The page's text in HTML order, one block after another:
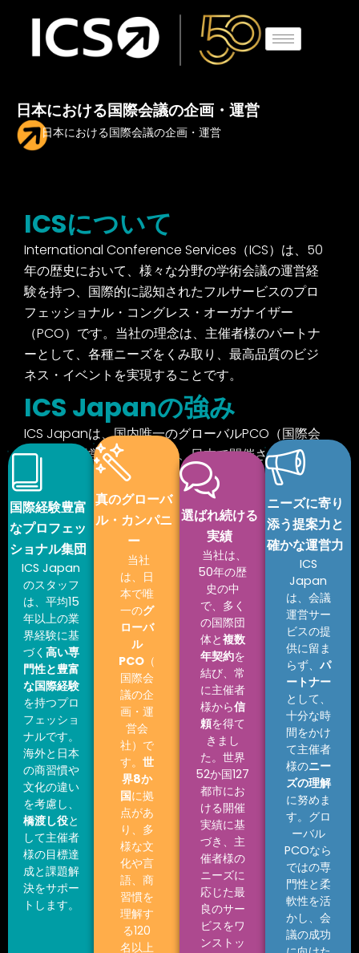
日本における国際会議の企画・運営
日本における国際会議の企画・運営
ICSについて
International Conference Services（ICS） は、 50
年の歴史において、様々な分野の学術会議の運営経
験を持つ、国際的に認知されたフルサービスのプロ
フェッショナル・コングレス・ オーガナイザー
（PCO）です。当社の理念は、主催者様のパー トナ
ーとして、各種ニーズをくみ取り、最高品質のビジ
ネス・ イベントを実現することです。
ICS Japanの強み
ICS Japanは、国内唯一のグローバルPCO（国際会
議企画・運営会社）として、日本で開催される国際
会議を成功に導きます。
国際経験豊富
なプロフェッ
ショナル集団
ICS Japan
のスタッフ
は、平均15
年以上の業
界経験に基
づく 高い専
門性と豊富
な国際経験
を持つプロ
フェッショ
ナルです。
海外と日本
の商習慣や
文化の違い
を考慮し、
橋渡し役と
して主催者
様の目標達
成と課題解
決をサポー
トします。
真のグローバ
ル・カンパニ
ー
当社
は、日
本で唯
一のグ
ローバ
ル
PCO（
国際会
議の企
画・運
営会
社）で
す。 世
界8か
国に拠
点があ
り、多
様な文
化や言
語、商
習慣を
理解す
る120
名以上
選ばれ続ける
実績
当社は、
50年の歴
史の中
で、多く
の国際団
体と複数
年契約を
結び、常
に主催者
様から信
頼を得て
きまし
た。世界
52か国127
都市にお
ける開催
実績に基
づき、主
催者様の
ニーズに
応じた最
良のサー
ビスをワ
ンストッ
ニーズに寄り
添う提案力と
確かな運営力
ICS
Japan
は、会議
運営サー
ビスの提
供に留ま
らず、 パ
ートナー
として、
十分な時
間をかけ
て主催者
様のニー
ズの理解
に努めま
す。グロ
ーバル
PCOなら
ではの専
門性と柔
軟性を活
かし、会
議の成功